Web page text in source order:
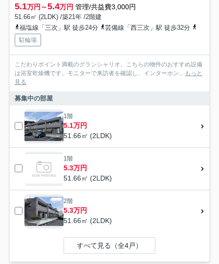
5.1万円～5.4万円 管理/共益費3,000円
51.66㎡ (2LDK) /築21年 /2階建
福塩線「三次」駅 徒歩24分
芸備線「西三次」駅 徒歩32分
駐輪場
こだわりポイント満載のグランシャリオ。こちらの物件のおすすめ設備
は浴室乾燥機です。モニターで来訪者を確認し、インターホン... もっと
見る
募集中の部屋
1階
5.1万円
51.66㎡ (2LDK)
1階
5.3万円
51.66㎡ (2LDK)
2階
5.3万円
51.66㎡ (2LDK)
すべて見る（全4戸）